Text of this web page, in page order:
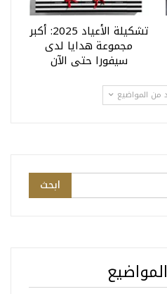
تشكيلة الأعياد 2025: أكبر
مجموعة هدايا لدى
سيفورا حتى الآن
من المواضيع